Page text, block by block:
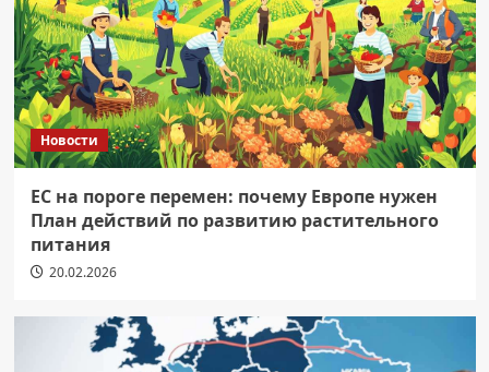
Новости
ЕС на пороге перемен: почему Европе нужен
План действий по развитию растительного
питания
20.02.2026